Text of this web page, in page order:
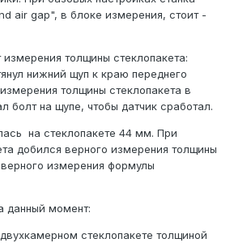
air gap", в блоке измерения, стоит -
толщины стеклопакета:
нижний щуп к краю переднего
толщины стеклопакета в
болт на щупе, чтобы датчик сработал.
на стеклопакете 44 мм. При
добился верного измерения толщины
измерения формулы
данный момент:
стеклопакете толщиной